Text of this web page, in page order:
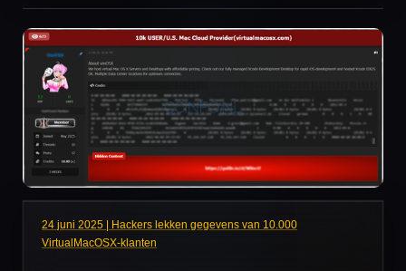
24 juni 2025 | Hackers lekken gegevens van 10.000
VirtualMacOSX-klanten